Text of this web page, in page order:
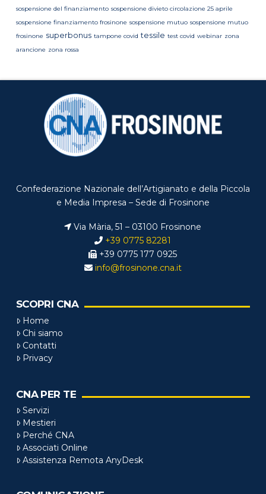
sospensione del finanziamento sospensione divieto circolazione 25 aprile
sospensione finanziamento frosinone sospensione mutuo sospensione mutuo
frosinone superbonus tampone covid tessile test covid webinar zona
arancione zona rossa
Confederazione Nazionale dell’Artigianato e della Piccola
e Media Impresa – Sede di Frosinone
Via Mària, 51 – 03100 Frosinone
+39 0775 82281
+39 0775 177 0925
info@frosinone.cna.it
SCOPRI CNA
Home
Chi siamo
Contatti
Privacy
CNA PER TE
Servizi
Mestieri
Perché CNA
Associati Online
Assistenza Remota AnyDesk